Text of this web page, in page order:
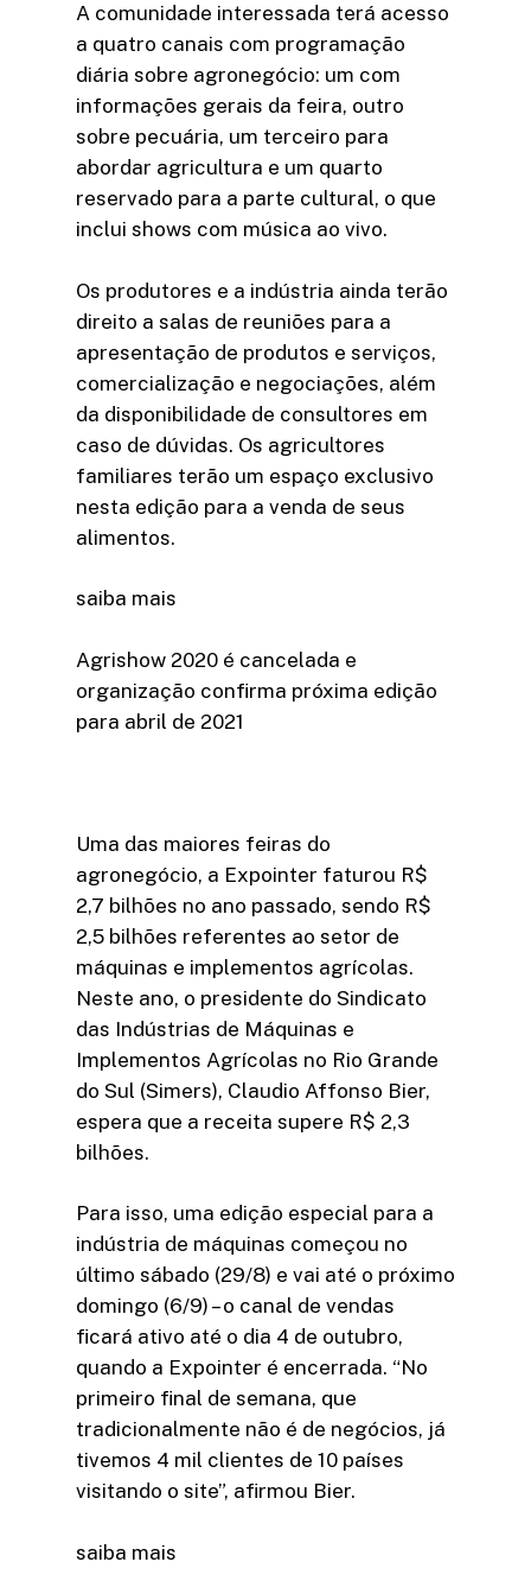
A comunidade interessada terá acesso
a quatro canais com programação
diária sobre agronegócio: um com
informações gerais da feira, outro
sobre pecuária, um terceiro para
abordar agricultura e um quarto
reservado para a parte cultural, o que
inclui shows com música ao vivo.
Os produtores e a indústria ainda terão
direito a salas de reuniões para a
apresentação de produtos e serviços,
comercialização e negociações, além
da disponibilidade de consultores em
caso de dúvidas. Os agricultores
familiares terão um espaço exclusivo
nesta edição para a venda de seus
alimentos.
saiba mais
Agrishow 2020 é cancelada e
organização confirma próxima edição
para abril de 2021
Uma das maiores feiras do
agronegócio, a Expointer faturou R$
2,7 bilhões no ano passado, sendo R$
2,5 bilhões referentes ao setor de
máquinas e implementos agrícolas.
Neste ano, o presidente do Sindicato
das Indústrias de Máquinas e
Implementos Agrícolas no Rio Grande
do Sul (Simers), Claudio Affonso Bier,
espera que a receita supere R$ 2,3
bilhões.
Para isso, uma edição especial para a
indústria de máquinas começou no
último sábado (29/8) e vai até o próximo
domingo (6/9) – o canal de vendas
ficará ativo até o dia 4 de outubro,
quando a Expointer é encerrada. “No
primeiro final de semana, que
tradicionalmente não é de negócios, já
tivemos 4 mil clientes de 10 países
visitando o site”, afirmou Bier.
saiba mais